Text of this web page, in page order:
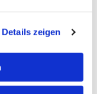
Details zeigen